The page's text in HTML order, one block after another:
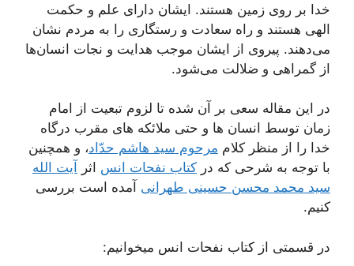
خدا بر روی زمین هستند. ایشان دارای علم و حکمت
الهی هستند و راه سعادت و رستگاری را به مردم نشان
می‌دهند. پیروی از ایشان موجب هدایت و نجات انسان‌ها
از گمراهی و ضلالت می‌شود.
در این مقاله سعی بر آن شده تا لزوم تبعیت از امام
زمان توسط انسان ها و حتی ملائکه های مقرب درگاه
خدا را از منظر کلام مرحوم سید هاشم حدّاد، و همچنین
با توجه به شرحی که در کتاب نفحات انس اثر
آیت الله
سید محمد محسن حسینی طهرانی آمده است بررسی
کنیم.
در قسمتی از کتاب نفحات انس میخوانیم: